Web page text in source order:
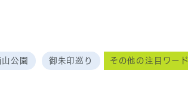
山公園 御朱印巡り その他の注目ワード